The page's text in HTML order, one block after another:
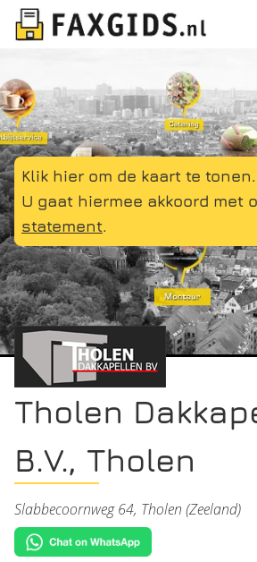
Klik hier om de kaart te tonen.
U gaat hiermee akkoord met
statement.
Tholen
B.V., Tholen
Slabbecoornweg 64, Tholen (Zeeland)